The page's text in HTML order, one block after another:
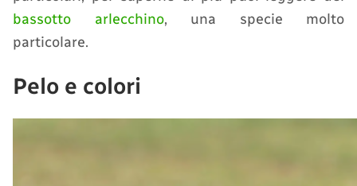
bassotto arlecchino, una specie molto
particolare.
Pelo e colori